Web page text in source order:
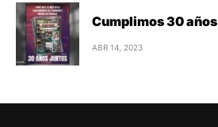
Cumplimos 30 años
ABR 14, 2023